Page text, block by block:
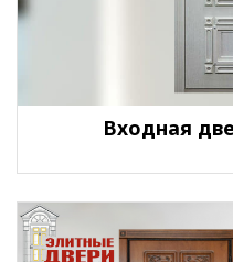
Входная